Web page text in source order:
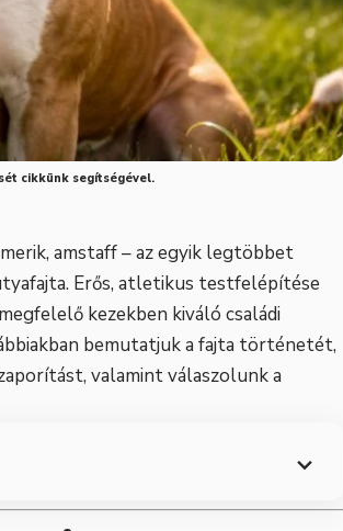
cikkünk segítségével.
amstaff – az egyik legtöbbet
Erős, atletikus testfelépítése
kezekben kiváló családi
bemutatjuk a fajta történetét,
valamint válaszolunk a